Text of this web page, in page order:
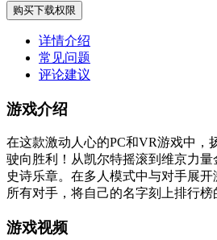
购买下载权限
详情介绍
常见问题
评论建议
游戏介绍
在这款激动人心的PC和VR游戏中，
驶向胜利！从凯尔特摇滚到维京力
史诗乐章。在多人模式中与对手展
所有对手，将自己的名字刻上排行榜
游戏视频